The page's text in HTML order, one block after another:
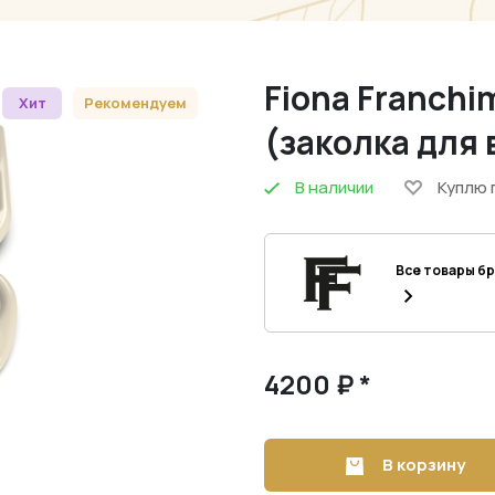
Хит Рекомендуем
Fiona
(заколка для
В наличии Куплю
Все товары
4200 ₽ *
В корзину